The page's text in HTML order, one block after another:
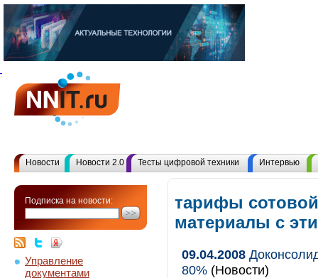
Новости Новости 2.0 Тесты цифровой техники Интервью
Подписка на новости:
Управление
документами
тарифы
материалы с
09.04.2008
80% (Новости)